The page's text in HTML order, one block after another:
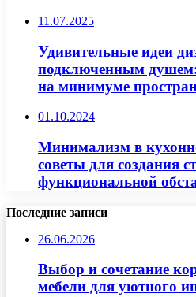
11.07.2025
Удивительные идеи
подключенным
на минимуме
01.10.2024
Минимализм в
советы для создания
функциональной
Последние записи
26.06.2026
Выбор и сочетание
мебели для уютного